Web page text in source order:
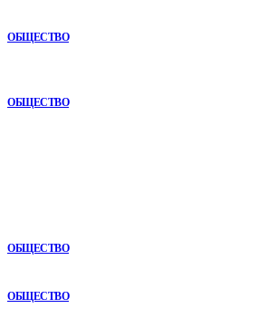
ОБЩЕСТВО
ОБЩЕСТВО
ОБЩЕСТВО
ОБЩЕСТВО